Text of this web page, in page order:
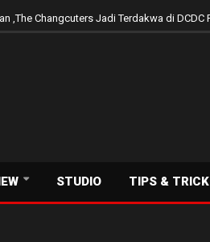
Dengan Warna Kekinian 31/07/
STUDIO TIPS & TRICK